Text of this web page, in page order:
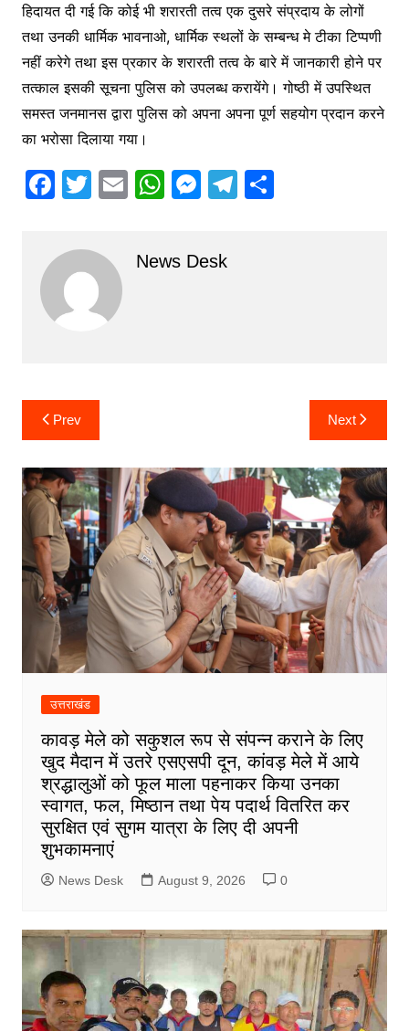
हिदायत दी गई कि कोई भी शरारती तत्व एक दुसरे संप्रदाय के लोगों
तथा उनकी धार्मिक भावनाओ, धार्मिक स्थलों के सम्बन्ध मे टीका टिप्पणी
नहीं करेगे तथा इस प्रकार के शरारती तत्व के बारे में जानकारी होने पर
तत्काल इसकी सूचना पुलिस को उपलब्ध करायेंगे। गोष्ठी में उपस्थित
समस्त जनमानस द्वारा पुलिस को अपना अपना पूर्ण सहयोग प्रदान करने
का भरोसा दिलाया गया।
F
c
e
b
o
T
itt
er
E W
s
M
s
T S
News Desk
Post
navigation
Prev Next
उत्तराखंड
कावड़ मेले को सकुशल रूप से संपन्न कराने के लिए
खुद मैदान में उतरे एसएसपी दून, कांवड़ मेले में आये
श्रद्धालुओं को फूल माला पहनाकर किया उनका
स्वागत, फल, मिष्ठान तथा पेय पदार्थ वितरित कर
सुरक्षित एवं सुगम यात्रा के लिए दी अपनी
शुभकामनाएं
News Desk August 9, 2026 0